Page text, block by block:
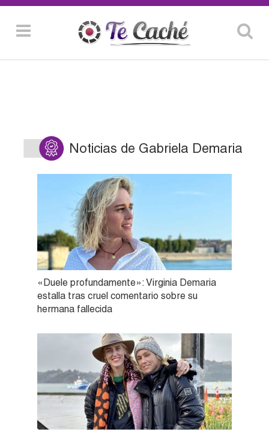
Noticias de Gabriela Demaria
«Duele profundamente»: Virginia Demaria
estalla tras cruel comentario sobre su
hermana fallecida